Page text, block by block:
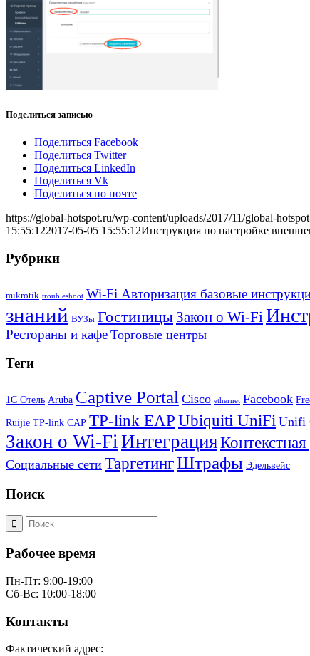
Поделиться записью
Поделиться Facebook
Поделиться Twitter
Поделиться LinkedIn
Поделиться Vk
Поделиться по почте
https://global-hotspot.ru/wp-content/uploads/2017/11/global-
15:55:122017-05-05 15:55:12Инструкция по настройке
Рубрики
mikrotik troubleshoot Wi-Fi Авторизация базовые
знаний ВУЗы Гостиницы Закон о Wi-Fi
Рестораны и кафе Торговые центры
Теги
1С Отель Aruba Captive Portal Cisco ethernet Facebook
Ruijie TP-link CAP TP-link EAP Ubiquiti UniFi Unifi
Закон о Wi-FiИнтеграция
Социальные сети ТаргетингШтрафы Эдельвейс
Поиск
Рабочее время
Пн-Пт: 9:00-19:00
Сб-Вс: 10:00-18:00
Контакты
Фактический адрес: